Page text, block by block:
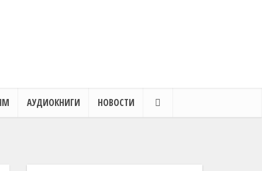
АУДИОКНИГИ НОВОСТИ